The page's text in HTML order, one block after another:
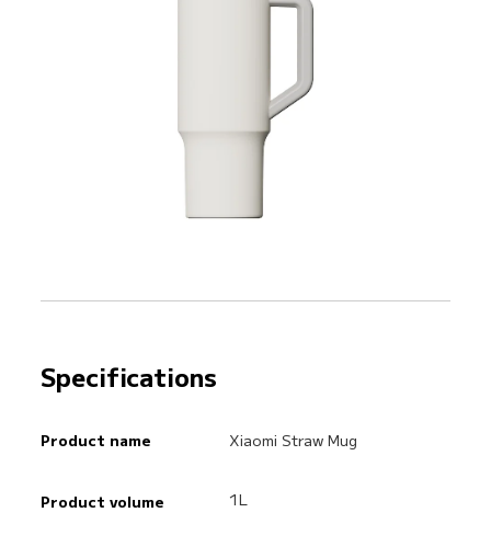
Specifications
Product name Xiaomi Straw Mug
Product volume 1L